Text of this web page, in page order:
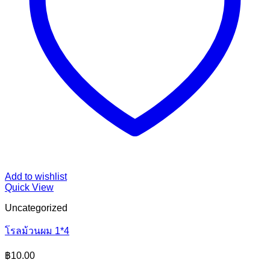
Add to wishlist
Quick View
Uncategorized
โรลม้วนผม 1*4
฿10.00